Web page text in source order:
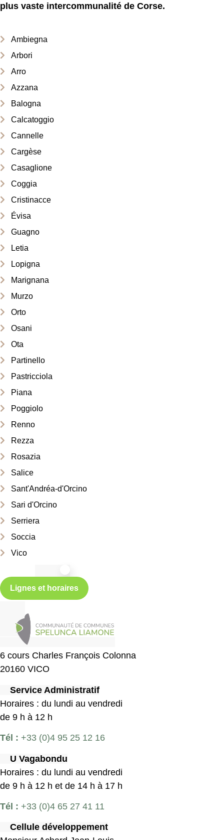
plus vaste intercommunalité de Corse.
Ambiegna
Arbori
Arro
Azzana
Balogna
Calcatoggio
Cannelle
Cargèse
Casaglione
Coggia
Cristinacce
Évisa
Guagno
Letia
Lopigna
Marignana
Murzo
Orto
Osani
Ota
Partinello
Pastricciola
Piana
Poggiolo
Renno
Rezza
Rosazia
Salice
Sant'Andréa-d'Orcino
Sari d'Orcino
Serriera
Soccia
Vico
Lignes et horaires
6 cours Charles François Colonna
20160 VICO
Service Administratif
Horaires : du lundi au vendredi
de 9 h à 12 h
Tél : +33 (0)4 95 25 12 16
U Vagabondu
Horaires : du lundi au vendredi
de 9 h à 12 h et de 14 h à 17 h
Tél : +33 (0)4 65 27 41 11
Cellule développement